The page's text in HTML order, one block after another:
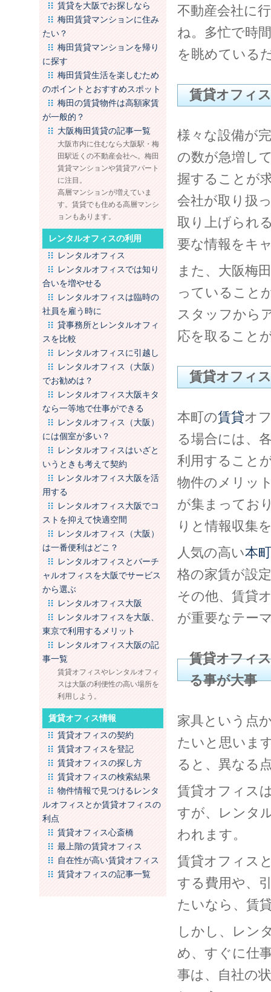
賃貸を大阪でお探しなら
梅田賃貸マンションに住み
たい？
梅田賃貸マンションを帰り
に探す
梅田賃貸生活を楽しむため
のポイントとおすすめスポット
梅田の賃貸物件は高額家賃
が一般的？
大阪梅田賃貸の記事一覧
大阪市内に住むなら大阪駅・梅
田駅近くの不動産会社へ。梅田
賃貸マンションや賃貸アパート
に注目。
高層マンションが増えていま
す。賃貸でも住める高層マンシ
ョンもあります。
レンタルオフィスの利用
レンタルオフィス
レンタルオフィスでは知り
合いを増やせる
レンタルオフィスは臨時の
社員を雇う時に
貸事務所とレンタルオフィ
スを比較
レンタルオフィスに引越し
レンタルオフィス（大阪）
でお勧めは？
レンタルオフィス大阪キタ
なら一等地で仕事ができる
レンタルオフィス（大阪）
には個室が多い？
レンタルオフィスはいざと
いうときも考えて契約
レンタルオフィス大阪を活
用する
レンタルオフィス大阪でコ
ストを抑えて快適空間
レンタルオフィス（大阪）
は一番便利はどこ？
レンタルオフィスとバーチ
ャルオフィスを大阪でサービス
から選ぶ
レンタルオフィス大阪
レンタルオフィスを大阪、
東京で利用するメリット
レンタルオフィス大阪の記
事一覧
賃貸オフィスやレンタルオフィ
スは大阪の利便性の高い場所を
利用しよう。
賃貸オフィス情報
賃貸オフィスの契約
賃貸オフィスを登記
賃貸オフィスの探し方
賃貸オフィスの検索結果
物件情報で見つけるレンタ
ルオフィスとか賃貸オフィスの
利点
賃貸オフィス心斎橋
最上階の賃貸オフィス
自在性が高い賃貸オフィス
賃貸オフィスの記事一覧
不動産会社に
ね。多忙で時
を眺めている
賃貸オフィ
様々な設備が
の数が急増し
握することが
会社が取り扱
取り上げられ
要な情報をキ
また、大阪梅
っていること
スタッフから
応を取ること
賃貸オフィ
本町の賃貸オ
る場合には、
利用すること
物件のメリッ
が集まってお
りと情報収集
人気の高い本
格の家賃が設
その他、賃貸
が重要なテー
賃貸オフィ
る事が大事
家具という点
たいと思いま
ると、異なる
賃貸オフィス
すが、レンタ
われます。
賃貸オフィス
する費用や、
たいなら、賃
しかし、レン
め、すぐに仕
事は、自社の